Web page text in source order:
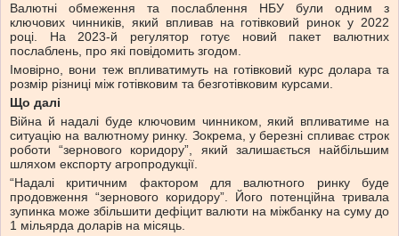
Валютні обмеження та послаблення НБУ були одним з
ключових чинників, який впливав на готівковий ринок у 2022
році. На 2023-й регулятор готує новий пакет валютних
послаблень, про які повідомить згодом.
Імовірно, вони теж впливатимуть на готівковий курс долара та
розмір різниці між готівковим та безготівковим курсами.
Що далі
Війна й надалі буде ключовим чинником, який впливатиме на
ситуацію на валютному ринку. Зокрема, у березні спливає строк
роботи “зернового коридору”, який залишається найбільшим
шляхом експорту агропродукції.
“Надалі критичним фактором для валютного ринку буде
продовження “зернового коридору”. Його потенційна тривала
зупинка може збільшити дефіцит валюти на міжбанку на суму до
1 мільярда доларів на місяць.